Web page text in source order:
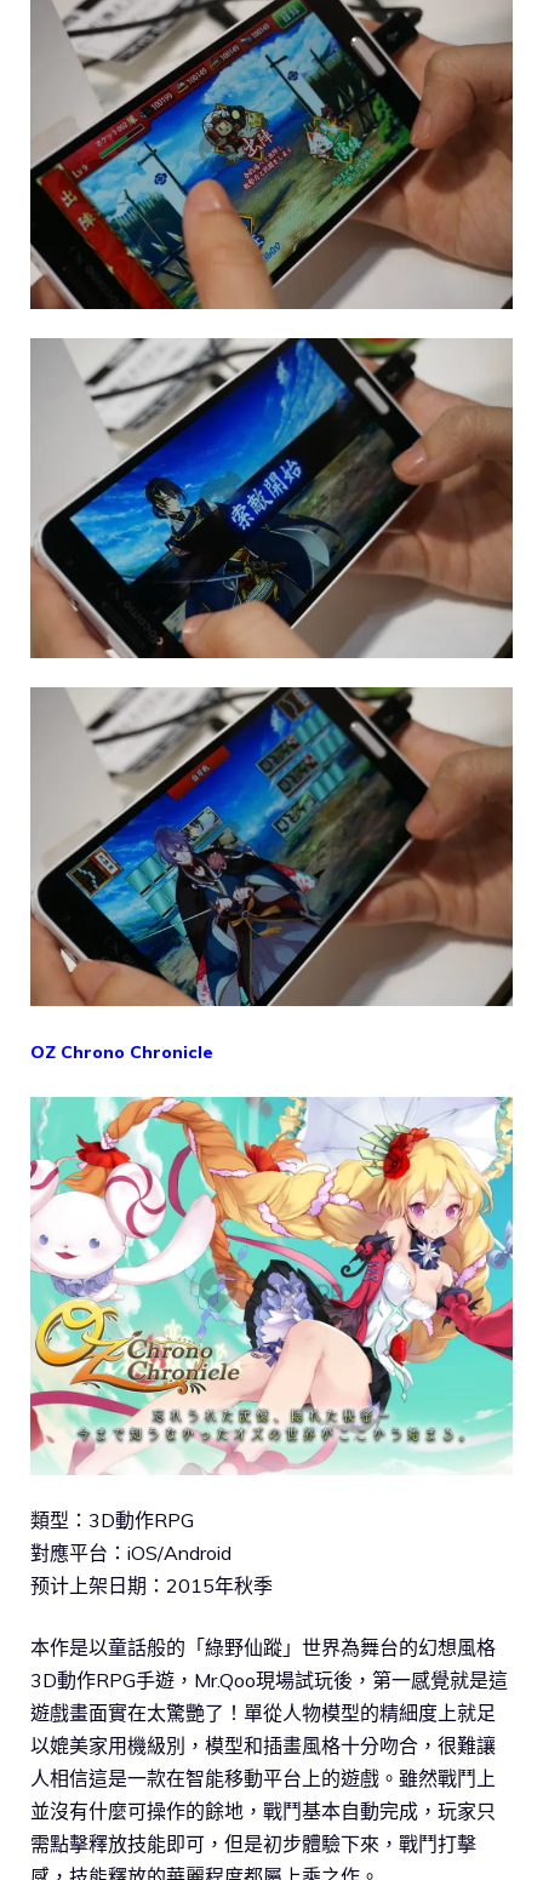
OZ Chrono Chronicle
類型：3D動作RPG
對應平台：iOS/Android
预计上架日期：2015年秋季
本作是以童話般的「綠野仙蹤」世界為舞台的幻想風格
3D動作RPG手遊，Mr.Qoo現場試玩後，第一感覺就是這
遊戲畫面實在太驚艷了！單從人物模型的精細度上就足
以媲美家用機級別，模型和插畫風格十分吻合，很難讓
人相信這是一款在智能移動平台上的遊戲。雖然戰鬥上
並沒有什麼可操作的餘地，戰鬥基本自動完成，玩家只
需點擊釋放技能即可，但是初步體驗下來，戰鬥打擊